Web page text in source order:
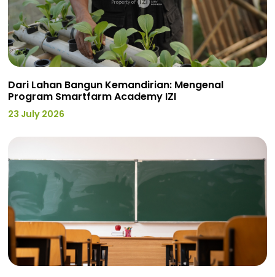
Dari Lahan Bangun Kemandirian: Mengenal
Program Smartfarm Academy IZI
23 July 2026